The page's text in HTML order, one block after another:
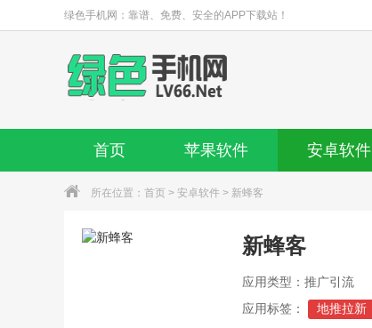
绿色手机网：靠谱、免费、安全的APP下载站！
首页 苹果软件 安卓软件
所在位置： 首页 > 安卓软件 > 新蜂客
新蜂客
应用类型：推广引流
应用标签：
地推拉新